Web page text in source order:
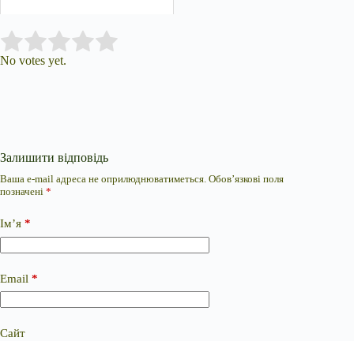
Rate this item:
No votes yet.
Залишити відповідь
Ваша e-mail адреса не оприлюднюватиметься. Обов’язкові поля
позначені *
Ім’я *
Email *
Сайт